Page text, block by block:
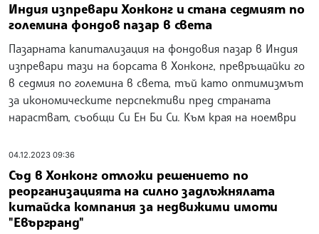
Индия изпревари Хонконг и стана седмият по
големина фондов пазар в света
Пазарната капитализация на фондовия пазар в Индия
изпревари тази на борсата в Хонконг, превръщайки го
в седмия по големина в света, тъй като оптимизмът
за икономическите перспективи пред страната
нарастват, съобщи Си Ен Би Си. Към края на ноември
04.12.2023 09:36
Съд в Хонконг отложи решението по
реорганизацията на силно задлъжнялата
китайска компания за недвижими имоти
"Евъргранд"